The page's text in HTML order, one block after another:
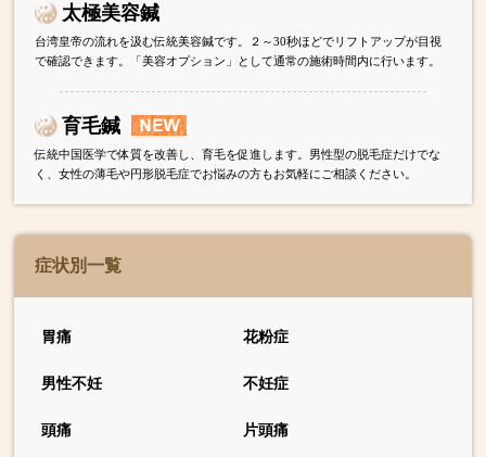
太極美容鍼
台湾皇帝の流れを汲む伝統美容鍼です。２～30秒ほどでリフトアップが目視
で確認できます。「美容オプション」として通常の施術時間内に行います。
育毛鍼
伝統中国医学で体質を改善し、育毛を促進します。男性型の脱毛症だけでな
く、女性の薄毛や円形脱毛症でお悩みの方もお気軽にご相談ください。
症状別一覧
胃痛 花粉症
男性不妊 不妊症
頭痛 片頭痛